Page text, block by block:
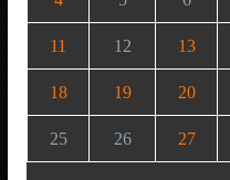
11 12 13
18 19 20
25 26 27